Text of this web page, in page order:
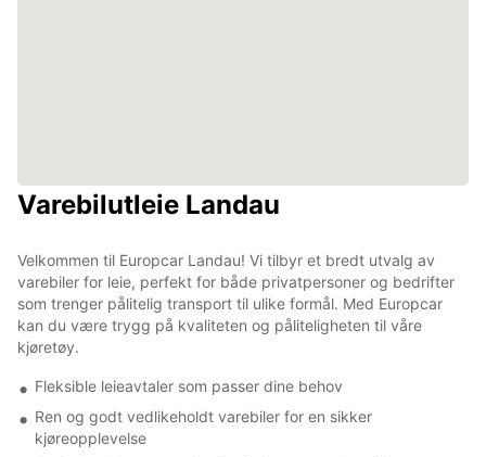
Varebilutleie Landau
Velkommen til Europcar Landau! Vi tilbyr et bredt utvalg av
varebiler for leie, perfekt for både privatpersoner og bedrifter
som trenger pålitelig transport til ulike formål. Med Europcar
kan du være trygg på kvaliteten og påliteligheten til våre
kjøretøy.
Fleksible leieavtaler som passer dine behov
Ren og godt vedlikeholdt varebiler for en sikker
kjøreopplevelse